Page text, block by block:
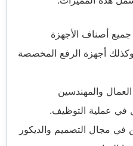
أصناف الأجهزة
وكذلك أجهزة الرفع المخصصة
والمهندسين
في عملية التوظيف.
في مجال التصميم والديكور